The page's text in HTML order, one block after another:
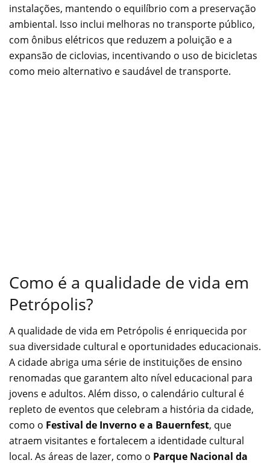
instalações, mantendo o equilíbrio com a preservação
ambiental. Isso inclui melhoras no transporte público,
com ônibus elétricos que reduzem a poluição e a
expansão de ciclovias, incentivando o uso de bicicletas
como meio alternativo e saudável de transporte.
Como é a qualidade de vida em
Petrópolis?
A qualidade de vida em Petrópolis é enriquecida por
sua diversidade cultural e oportunidades educacionais.
A cidade abriga uma série de instituições de ensino
renomadas que garantem alto nível educacional para
jovens e adultos. Além disso, o calendário cultural é
repleto de eventos que celebram a história da cidade,
como o Festival de Inverno e a Bauernfest, que
atraem visitantes e fortalecem a identidade cultural
local. As áreas de lazer, como o Parque Nacional da